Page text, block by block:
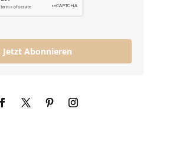
Jetzt Abonnieren